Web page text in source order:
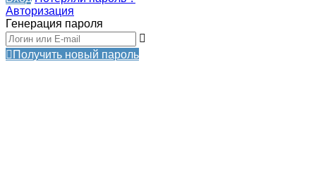
Авторизация
Генерация пароля
Получить новый пароль